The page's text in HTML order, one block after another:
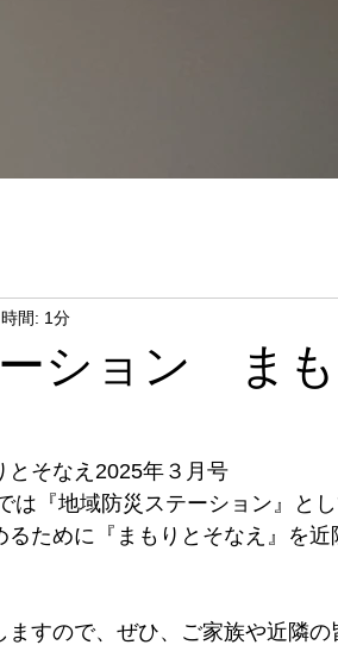
ション まも
間: 1分
とそなえ2025年３月号
は『地域防災ステーション』と
ために『まもりとそなえ』を近
すので、ぜひ、ご家族や近隣の